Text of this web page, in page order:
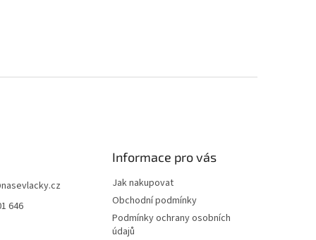
nasevlacky.cz
646
Informace pro vás
Jak nakupovat
Obchodní podmínky
Podmínky ochrany osobních
údajů